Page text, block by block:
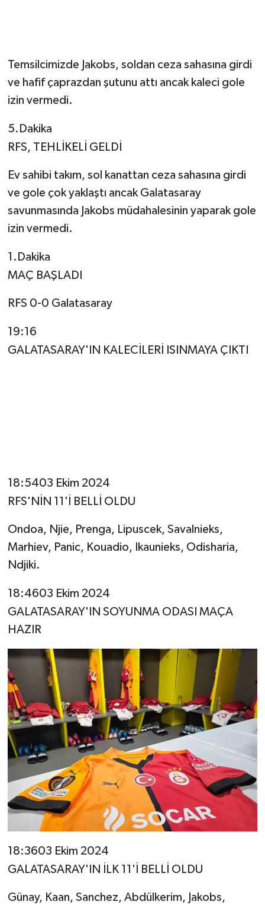
Temsilcimizde Jakobs, soldan ceza sahasına girdi
ve hafif çaprazdan şutunu attı ancak kaleci gole
izin vermedi.
5.Dakika
RFS, TEHLİKELİ GELDİ
Ev sahibi takım, sol kanattan ceza sahasına girdi
ve gole çok yaklaştı ancak Galatasaray
savunmasında Jakobs müdahalesinin yaparak gole
izin vermedi.
1.Dakika
MAÇ BAŞLADI
RFS 0-0 Galatasaray
19:16
GALATASARAY'IN KALECİLERİ ISINMAYA ÇIKTI
18:5403 Ekim 2024
RFS'NİN 11'İ BELLİ OLDU
Ondoa, Njie, Prenga, Lipuscek, Savalnieks,
Marhiev, Panic, Kouadio, Ikaunieks, Odisharia,
Ndjiki.
18:4603 Ekim 2024
GALATASARAY'IN SOYUNMA ODASI MAÇA
HAZIR
18:3603 Ekim 2024
GALATASARAY'IN İLK 11'İ BELLİ OLDU
Günay, Kaan, Sanchez, Abdülkerim, Jakobs,